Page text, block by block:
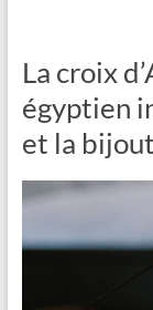
La croix
égyptien
et la